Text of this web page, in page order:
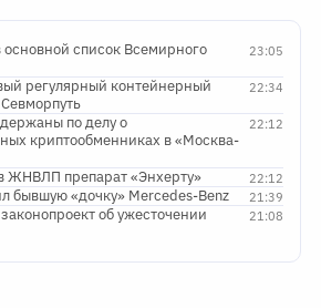
23:05
список Всемирного
22:34
регулярный контейнерный
22:12
по делу о
криптообменниках в «Москва-
22:12
ЖНВЛП препарат «Энхерту»
21:39
бывшую «дочку» Mercedes-Benz
21:08
об ужесточении